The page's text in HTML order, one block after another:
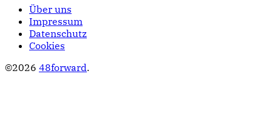
Über uns
Impressum
Datenschutz
Cookies
©2026 48forward.